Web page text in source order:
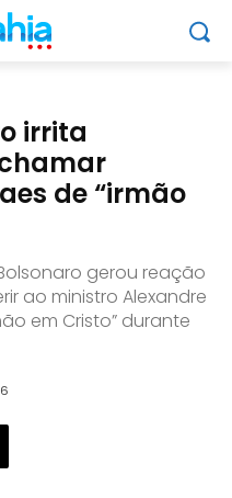
irrita
de “irmão
gerou reação
ao ministro Alexandre
em Cristo” durante